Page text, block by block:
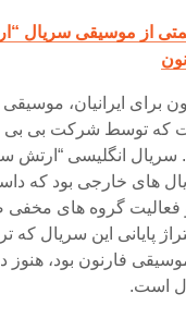
از موسیقی سریال
برای ایرانیان،
انگلیسی “ارتش
های خارجی بود که
گروه های مخفی
پایانی این سریال که
فارنون بود، هنوز
است.
ترین باش